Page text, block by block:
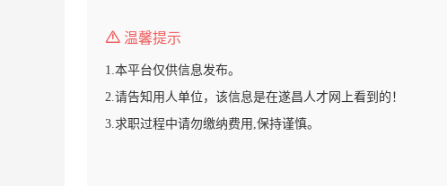
温馨提示
1.本平台仅供信息发布。
2.请告知用人单位，该信息是在遂昌人才网上看到的！
3.求职过程中请勿缴纳费用,保持谨慎。